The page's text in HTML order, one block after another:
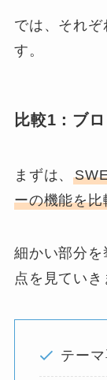
では、それぞ
す。
比較1：ブ
まずは、
ーの機能を
細かい部分
点を見ていき
テー